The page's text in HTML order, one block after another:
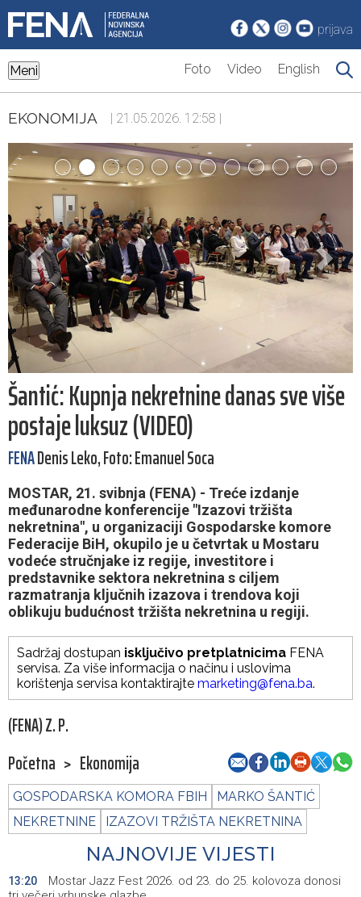
prijava
Meni Foto Video English
EKONOMIJA | 21.05.2026. 12:58 |
Šantić: Kupnja nekretnine danas sve više
postaje luksuz (VIDEO)
FENADenis Leko, Foto: Emanuel Soca
MOSTAR, 21. svibnja (FENA) - Treće izdanje
međunarodne konferencije "Izazovi tržišta
nekretnina", u organizaciji Gospodarske komore
Federacije BiH, okupilo je u četvrtak u Mostaru
vodeće stručnjake iz regije, investitore i
predstavnike sektora nekretnina s ciljem
razmatranja ključnih izazova i trendova koji
oblikuju budućnost tržišta nekretnina u regiji.
Sadržaj dostupan isključivo pretplatnicima FENA
servisa. Za više informacija o načinu i uslovima
korištenja servisa kontaktirajte marketing@fena.ba.
(FENA) Z. P.
Početna > Ekonomija
GOSPODARSKA KOMORA FBIH
MARKO ŠANTIĆ
NEKRETNINE
IZAZOVI TRŽIŠTA NEKRETNINA
NAJNOVIJE VIJESTI
13:20
Mostar Jazz Fest 2026. od 23. do 25. kolovoza donosi